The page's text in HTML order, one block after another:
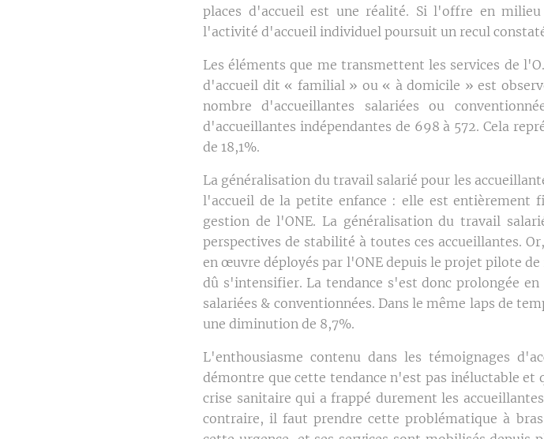
places d'accueil est une réalité. Si l'offre en
l'activité d'accueil individuel poursuit un recul
Les éléments que me transmettent les services de
d'accueil dit « familial » ou « à domicile » est
nombre d'accueillantes salariées ou
d'accueillantes indépendantes de 698 à 572. Cela
de 18,1%.
La généralisation du travail salarié pour les
l'accueil de la petite enfance : elle est entièrement
gestion de l'ONE. La généralisation du travail
perspectives de stabilité à toutes ces accueillantes.
en œuvre déployés par l'ONE depuis le projet pilote
dû s'intensifier. La tendance s'est donc prolongée en
salariées & conventionnées. Dans le même laps de
une diminution de 8,7%.
L'enthousiasme contenu dans les témoignages
démontre que cette tendance n'est pas inéluctable
crise sanitaire qui a frappé durement les
contraire, il faut prendre cette problématique à